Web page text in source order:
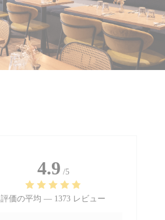
4.9 /5
評価の平均 — 1373 レビュー